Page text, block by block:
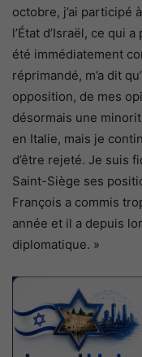
octobre, j’ai participé
l’État d’Israël, ce qui
été immédiatement
réprimandé, m’a dit
opposition, de mes
désormais une
en Italie, mais je
d’être rejeté. Je suis
Saint-Siège ses
François a commis
année et il a depuis
diplomatique. »